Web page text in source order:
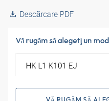
Descărcare PDF
Vă rugăm să alegeţi un